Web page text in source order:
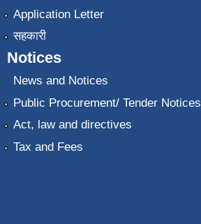
Application Letter
सहकारी
Notices
News and Notices
Public Procurement/ Tender Notices
Act, law and directives
Tax and Fees